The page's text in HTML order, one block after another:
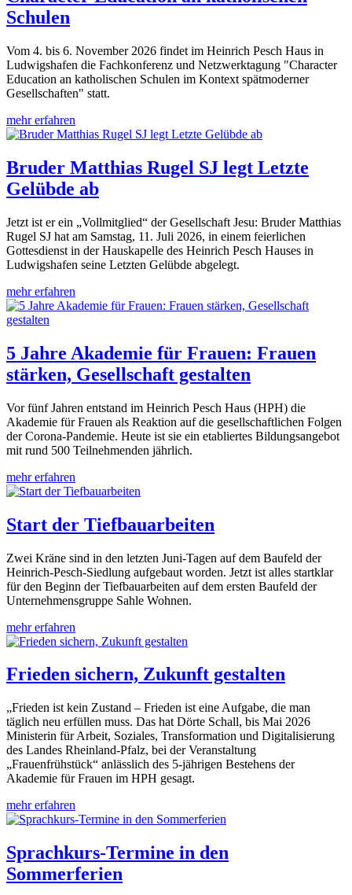
Schulen
Vom 4. bis 6. November 2026 findet im Heinrich Pesch Haus in
Ludwigshafen die Fachkonferenz und Netzwerktagung "Character
Education an katholischen Schulen im Kontext spätmoderner
Gesellschaften" statt.
mehr erfahren
Bruder Matthias Rugel SJ legt Letzte
Gelübde ab
Jetzt ist er ein „Vollmitglied“ der Gesellschaft Jesu: Bruder Matthias
Rugel SJ hat am Samstag, 11. Juli 2026, in einem feierlichen
Gottesdienst in der Hauskapelle des Heinrich Pesch Hauses in
Ludwigshafen seine Letzten Gelübde abgelegt.
mehr erfahren
5 Jahre Akademie für Frauen: Frauen
stärken, Gesellschaft gestalten
Vor fünf Jahren entstand im Heinrich Pesch Haus (HPH) die
Akademie für Frauen als Reaktion auf die gesellschaftlichen Folgen
der Corona-Pandemie. Heute ist sie ein etabliertes Bildungsangebot
mit rund 500 Teilnehmenden jährlich.
mehr erfahren
Start der Tiefbauarbeiten
Zwei Kräne sind in den letzten Juni-Tagen auf dem Baufeld der
Heinrich-Pesch-Siedlung aufgebaut worden. Jetzt ist alles startklar
für den Beginn der Tiefbauarbeiten auf dem ersten Baufeld der
Unternehmensgruppe Sahle Wohnen.
mehr erfahren
Frieden sichern, Zukunft gestalten
„Frieden ist kein Zustand – Frieden ist eine Aufgabe, die man
täglich neu erfüllen muss. Das hat Dörte Schall, bis Mai 2026
Ministerin für Arbeit, Soziales, Transformation und Digitalisierung
des Landes Rheinland-Pfalz, bei der Veranstaltung
„Frauenfrühstück“ anlässlich des 5-jährigen Bestehens der
Akademie für Frauen im HPH gesagt.
mehr erfahren
Sprachkurs-Termine in den
Sommerferien